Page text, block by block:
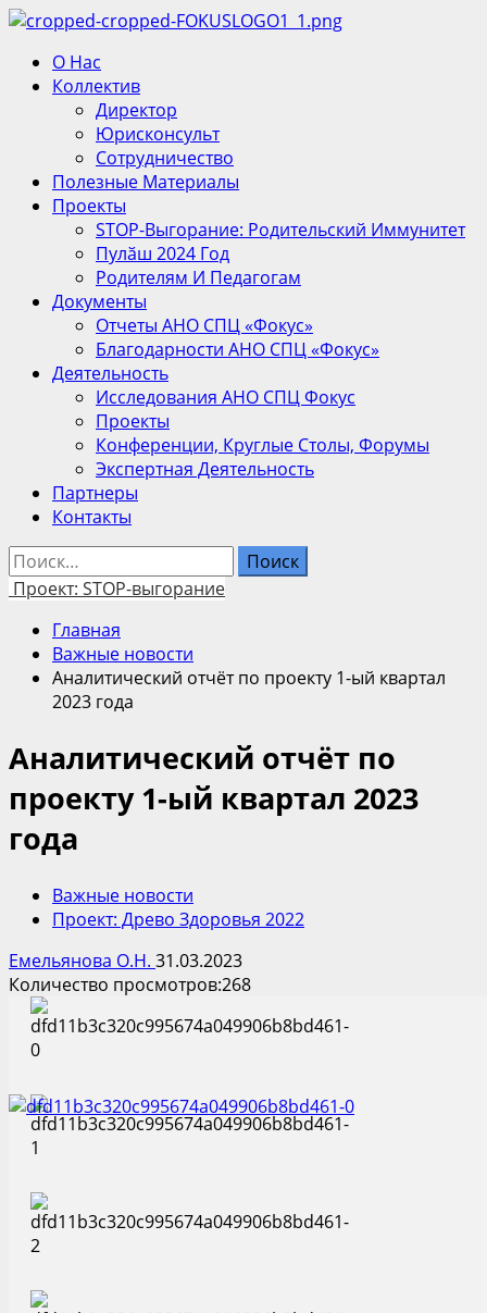
Перейти
содержимому
Основное
меню
О Нас
Коллектив
Директор
Юрисконсульт
Сотрудничество
Полезные Материалы
Проекты
STOP-Выгорание: Родительский Иммунитет
Пулӑш 2024 Год
Родителям И Педагогам
Документы
Отчеты АНО СПЦ «Фокус»
Благодарности АНО СПЦ «Фокус»
Деятельность
Исследования АНО СПЦ Фокус
Проекты
Конференции, Круглые Столы, Форумы
Экспертная Деятельность
Партнеры
Контакты
Найти:
Проект: STOP-выгорание
Главная
Важные новости
Аналитический отчёт по проекту 1-ый квартал
2023 года
Аналитический отчёт по
проекту 1-ый квартал 2023
года
Важные новости
Проект: Древо Здоровья 2022
Емельянова О.Н. 31.03.2023
Количество просмотров:268